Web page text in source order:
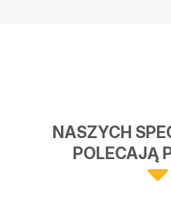
NASZYCH
POLECAJĄ